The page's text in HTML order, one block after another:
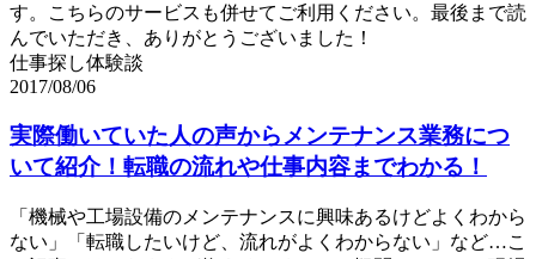
す。こちらのサービスも併せてご利用ください。最後まで読
んでいただき、ありがとうございました！
仕事探し体験談
2017/08/06
実際働いていた人の声からメンテナンス業務につ
いて紹介！転職の流れや仕事内容までわかる！
「機械や工場設備のメンテナンスに興味あるけどよくわから
ない」「転職したいけど、流れがよくわからない」など…こ